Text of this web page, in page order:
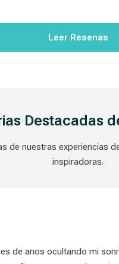
Leer Resenas
Destacadas
de nuestras experiencias
inspiradoras.
de anos ocultando mi